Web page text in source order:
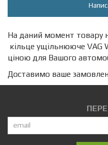
На даний момент товару
кільце ущільнююче VAG
ціною для Вашого
Доставимо ваше